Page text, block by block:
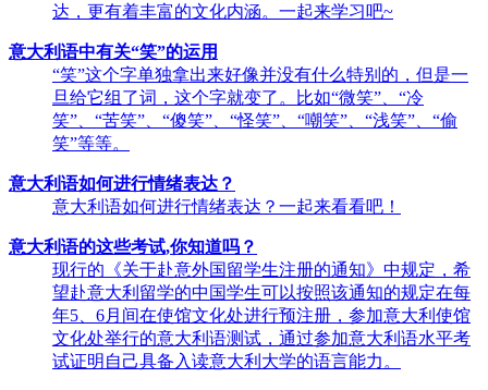
达，更有着丰富的文化内涵。一起来学习吧~
意大利语中有关“笑”的运用
“笑”这个字单独拿出来好像并没有什么特别的，但是一
旦给它组了词，这个字就变了。比如“微笑”、“冷
笑”、“苦笑”、“傻笑”、“怪笑”、“嘲笑”、“浅笑”、“偷
笑”等等。
意大利语如何进行情绪表达？
意大利语如何进行情绪表达？一起来看看吧！
意大利语的这些考试,你知道吗？
现行的《关于赴意外国留学生注册的通知》中规定，希
望赴意大利留学的中国学生可以按照该通知的规定在每
年5、6月间在使馆文化处进行预注册，参加意大利使馆
文化处举行的意大利语测试，通过参加意大利语水平考
试证明自己具备入读意大利大学的语言能力。